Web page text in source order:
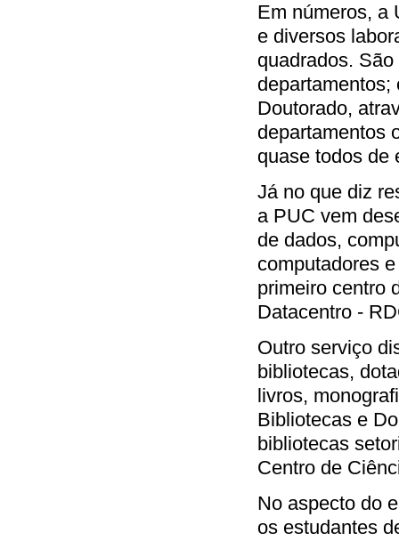
Em números, a
e diversos
quadrados.
departamentos;
Doutorado,
departamentos
quase todos de
Já no que diz
a PUC vem
de dados,
computadores
primeiro centro
Datacentro -
Outro serviço
bibliotecas,
livros,
Bibliotecas e
bibliotecas
Centro de
No aspecto do
os estudantes